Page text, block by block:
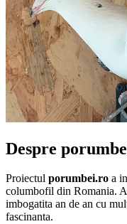
Despre
Proiectul porumbei.ro a
columbofil din Romania.
imbogatita an de an cu
fascinanta.